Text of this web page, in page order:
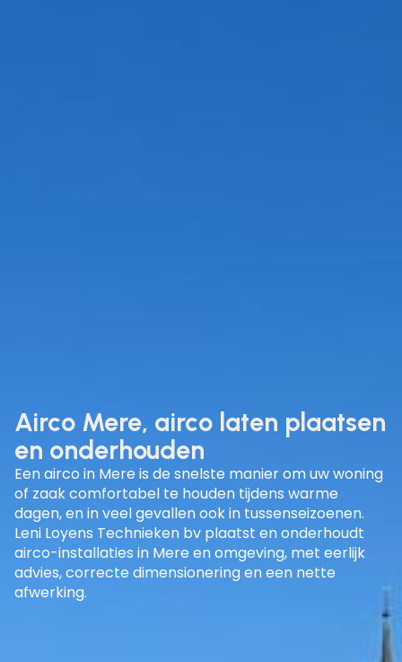
Airco Mere, airco laten plaatsen
en onderhouden
Eenairco in Mere is de snelste manier om uw woning
of zaak comfortabel te houden tijdens warme
dagen, en in veel gevallen ook in tussenseizoenen.
Leni Loyens Technieken bv plaatst en onderhoudt
airco-installaties in Mere en omgeving, met eerlijk
advies, correcte dimensionering en een nette
afwerking.